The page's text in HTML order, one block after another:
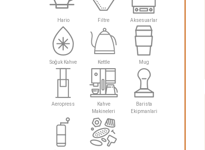
Hario Filtre Aksesuarlar
Soğuk Kahve Kettle Mug
Aeropress
Kahve
Makineleri
Barista
Ekipmanlari